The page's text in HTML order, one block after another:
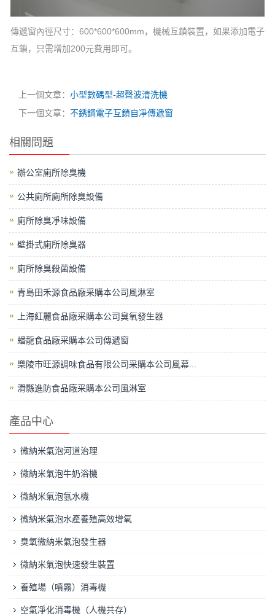
傳遞窗內徑尺寸：600*600*600mm，機械互鎖裝置，如果添加電子
互鎖，只需增加200元費用即可。
上一個文章： 小型數碼型-超聲波清洗機
下一個文章： 不銹鋼電子互鎖自凈傳遞窗
相關問題
辦公室廁所除臭機
公共廁所廁所除臭設備
廁所除臭凈味設備
壁掛式廁所除臭器
廁所除臭殺菌設備
青島田禾源食品廠采購本公司風淋室
上海紅麗食品廠采購本公司臭氧發生器
蟠龍食品廠采購本公司傳遞窗
樂陵市旺源調味食品有限公司采購本公司風幕...
滑縣進防食品廠采購本公司風淋室
產品中心
微納米氣泡河道治理
微納米氣泡牛奶浴機
微納米氣泡氫水機
微納米氣泡水產養殖高效增氧
臭氧微納米氣泡發生器
微納米氣泡快速發生裝置
養殖場（噴霧）消毒機
空氣凈化消毒機（人機共存）